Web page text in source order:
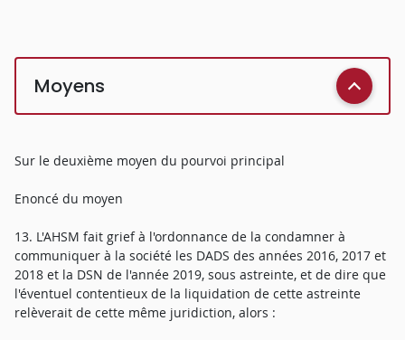
Moyens
Sur le deuxième moyen du pourvoi principal
Enoncé du moyen
13. L'AHSM fait grief à l'ordonnance de la condamner à
communiquer à la société les DADS des années 2016, 2017 et
2018 et la DSN de l'année 2019, sous astreinte, et de dire que
l'éventuel contentieux de la liquidation de cette astreinte
relèverait de cette même juridiction, alors :